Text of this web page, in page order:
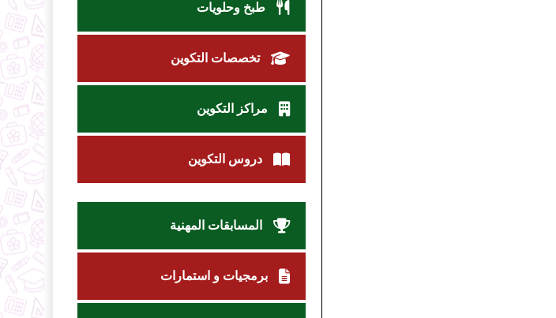
طبخ وحلويات
تخصصات التكوين
مراكز التكوين
دروس التكوين
المسابقات المهنية
برمجيات و استمارات